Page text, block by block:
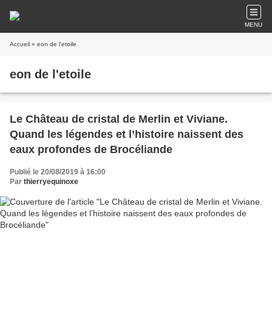
MENU
Accueil » eon de l'etoile
eon de l'etoile
Le Château de cristal de Merlin et Viviane.
Quand les légendes et l’histoire naissent des
eaux profondes de Brocéliande
Publié le 20/08/2019 à 16:00
Par thierryequinoxe